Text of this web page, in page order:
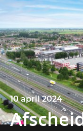
10 april 2024